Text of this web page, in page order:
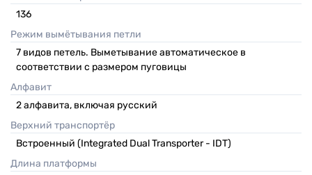
136
Режим вымётывания петли
7 видов петель. Выметывание автоматическое в
соответствии с размером пуговицы
Алфавит
2 алфавита, включая русский
Верхний транспортёр
Встроенный (Integrated Dual Transporter - IDT)
Длина платформы